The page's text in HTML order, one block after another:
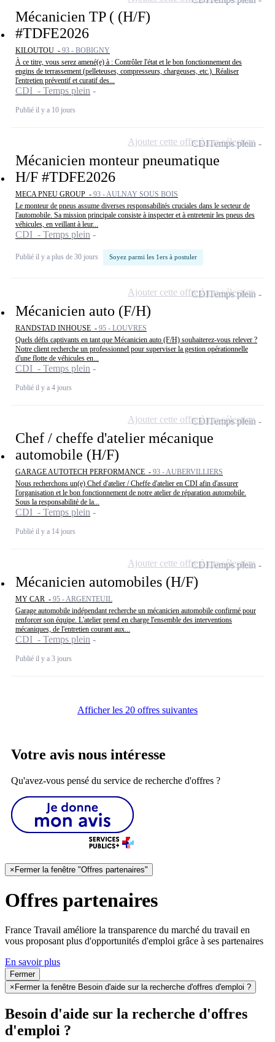
Mécanicien TP ( (H/F)
#TDFE2026
KILOUTOU - 93 - BOBIGNY
À ce titre, vous serez amené(e) à : Contrôler l'état et le bon fonctionnement des
engins de terrassement (pelleteuses, compresseurs, chargeuses, etc.). Réaliser
l'entretien préventif et curatif des...
CDI - Temps plein
Publié il y a 10 jours
Mécanicien monteur pneumatique
H/F #TDFE2026
MECA PNEU GROUP - 93 - AULNAY SOUS BOIS
Le monteur de pneus assume diverses responsabilités cruciales dans le secteur de
l'automobile. Sa mission principale consiste à inspecter et à entretenir les pneus des
véhicules, en veillant à leur...
CDI - Temps plein
Publié il y a plus de 30 jours Soyez parmi les 1ers à postuler
CDITemps plein
Ajouter cette offre à ma sélection
Mécanicien auto (F/H)
RANDSTAD INHOUSE - 95 - LOUVRES
Quels défis captivants en tant que Mécanicien auto (F/H) souhaiterez-vous relever ?
Notre client recherche un professionnel pour superviser la gestion opérationnelle
d'une flotte de véhicules en...
CDI - Temps plein
Publié il y a 4 jours
CDITemps plein
Ajouter cette offre à ma sélection
Chef / cheffe d'atelier mécanique
automobile (H/F)
GARAGE AUTOTECH PERFORMANCE - 93 - AUBERVILLIERS
Nous recherchons un(e) Chef d'atelier / Cheffe d'atelier en CDI afin d'assurer
l'organisation et le bon fonctionnement de notre atelier de réparation automobile.
Sous la responsabilité de la...
CDI - Temps plein
Publié il y a 14 jours
CDITemps plein
Ajouter cette offre à ma sélection
Mécanicien automobiles (H/F)
MY CAR - 95 - ARGENTEUIL
Garage automobile indépendant recherche un mécanicien automobile confirmé pour
renforcer son équipe. L'atelier prend en charge l'ensemble des interventions
mécaniques, de l'entretien courant aux...
CDI - Temps plein
Publié il y a 3 jours
CDITemps plein
Ajouter cette offre à ma sélection
Afficher les 20 offres suivantes
Votre avis nous intéresse
Qu'avez-vous pensé du service de recherche d'offres ?
×Fermer la fenêtre "Offres partenaires"
Offres partenaires
France Travail améliore la transparence du marché du travail en
vous proposant plus d'opportunités d'emploi grâce à ses partenaires
En savoir plus
Fermer
× Fermer la fenêtre Besoin d'aide sur la recherche d'offres d'emploi ?
Besoin d'aide sur la recherche d'offres
d'emploi ?